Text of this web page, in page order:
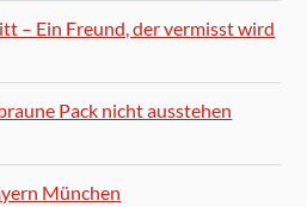
– Ein Freund, der vermisst wird
Pack nicht ausstehen
München